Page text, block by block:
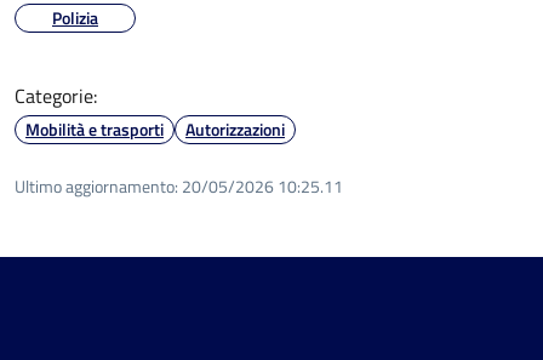
Polizia
Categorie:
Mobilità e trasporti Autorizzazioni
Ultimo aggiornamento: 20/05/2026 10:25.11